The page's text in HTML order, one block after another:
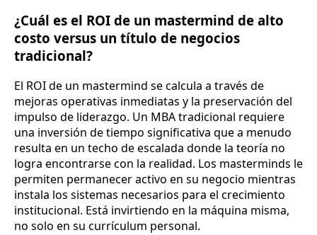
¿Cuál es el ROI de un mastermind de alto
costo versus un título de negocios
tradicional?
El ROI de un mastermind se calcula a través de
mejoras operativas inmediatas y la preservación del
impulso de liderazgo. Un MBA tradicional requiere
una inversión de tiempo significativa que a menudo
resulta en un techo de escalada donde la teoría no
logra encontrarse con la realidad. Los masterminds le
permiten permanecer activo en su negocio mientras
instala los sistemas necesarios para el crecimiento
institucional. Está invirtiendo en la máquina misma,
no solo en su currículum personal.